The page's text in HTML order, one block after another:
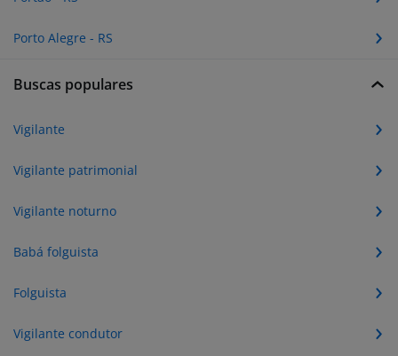
Porto Alegre - RS
Buscas populares
Vigilante
Vigilante patrimonial
Vigilante noturno
Babá folguista
Folguista
Vigilante condutor